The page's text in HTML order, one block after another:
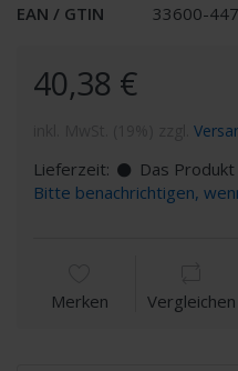
EAN / GTIN
33600-
40,38 €
Lieferzeit:
Das
Bitte benachrichtigen,
Merken Vergleichen